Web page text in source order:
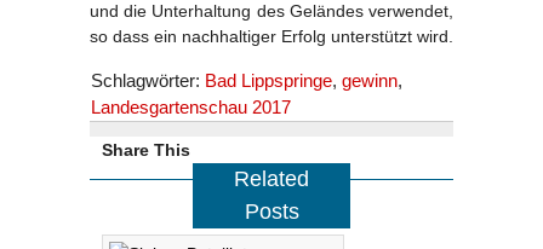
und die Unterhaltung des Geländes verwendet,
so dass ein nachhaltiger Erfolg unterstützt wird.
Schlagwörter: Bad Lippspringe, gewinn,
Landesgartenschau 2017
Share This
Related
Posts